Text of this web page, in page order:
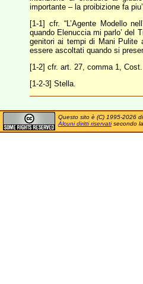
importante – la proibizione fa
[1-1] cfr. “L’Agente Modello
quando Elenuccia mi parlo’ del
genitori ai tempi di Mani Pulite
essere ascoltati quando si
[1-2] cfr. art. 27, comma 1, Cost.
[1-2-3] Stella.
Questo sito è (C) 1995-2026 di
Alcuni diritti riservatisecondo la